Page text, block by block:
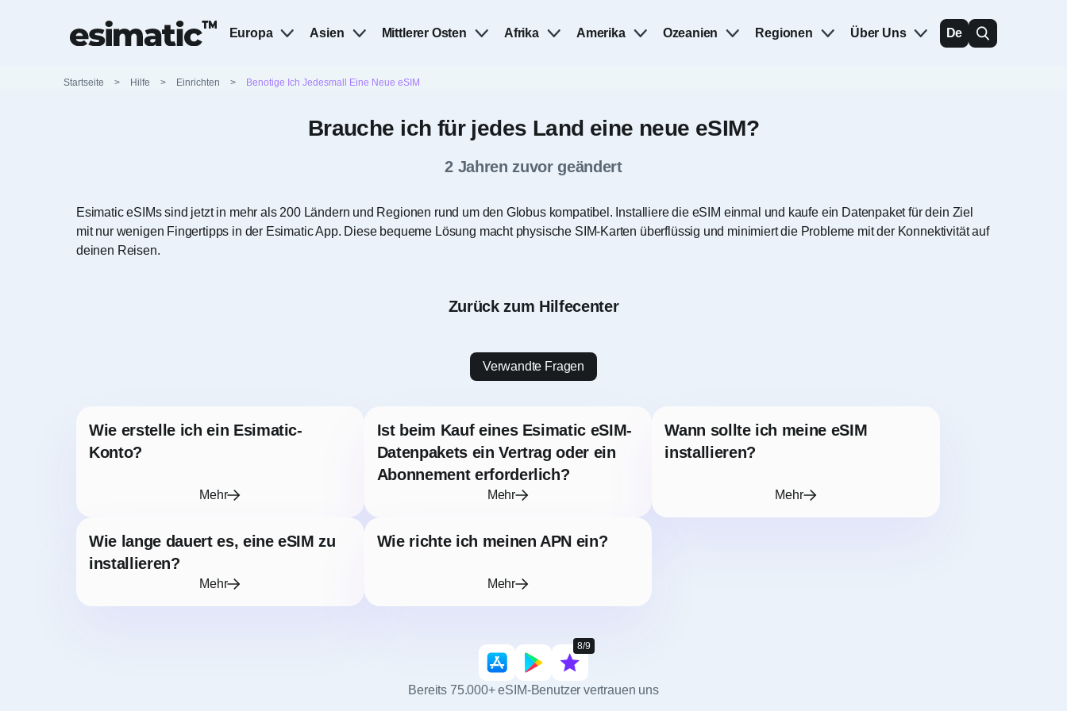
Europa Asien Mittlerer Osten Afrika Amerika Ozeanien Regionen Über Uns De
Startseite > Hilfe > Einrichten > Benotige Ich Jedesmall Eine Neue eSIM
Brauche ich für jedes Land eine neue eSIM?
2 Jahren zuvor geändert
Esimatic eSIMs sind jetzt in mehr als 200 Ländern und Regionen rund um den Globus kompatibel. Installiere die eSIM einmal und kaufe ein Datenpaket für dein Ziel
mit nur wenigen Fingertipps in der Esimatic App. Diese bequeme Lösung macht physische SIM-Karten überflüssig und minimiert die Probleme mit der Konnektivität auf
deinen Reisen.
Zurück zum Hilfecenter
Verwandte Fragen
Wie erstelle ich ein Esimatic-
Konto?
Mehr
Ist beim Kauf eines Esimatic eSIM-
Datenpakets ein Vertrag oder ein
Abonnement erforderlich?
Mehr
Wann sollte ich meine eSIM
installieren?
Mehr
Wie lange dauert es, eine eSIM zu
installieren?
Mehr
Wie richte ich meinen APN ein?
Mehr
8/9
Bereits 75.000+ eSIM-Benutzer vertrauen uns